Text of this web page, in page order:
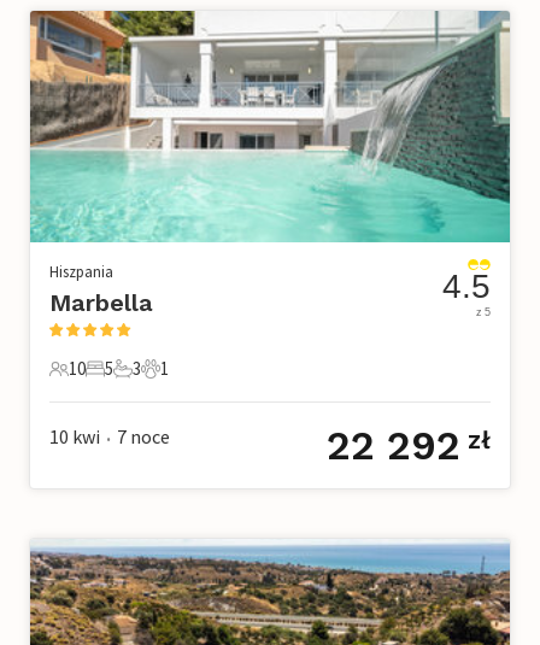
Hiszpania
Marbella
10 Goście
10
5 Sypialnie
5
3 Łazienki
3
1 Zwierzę domowe
1
4.5
z 5
10 kwi • 7 noce 22 292 zł